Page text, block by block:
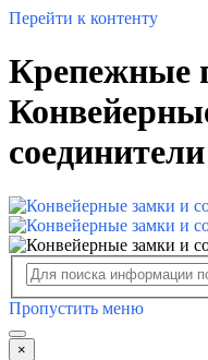
Перейти к контенту
Крепежные
соединители
Пропустить меню
×